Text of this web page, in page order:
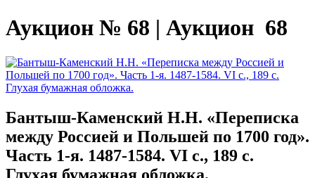
Аукцион № 68 | Аукцион 68
Бантыш-Каменский Н.Н. «Переписка
между Россией и Польшей по 1700 год».
Часть 1-я. 1487-1584. VI с., 189 с.
Глухая бумажная обложка.